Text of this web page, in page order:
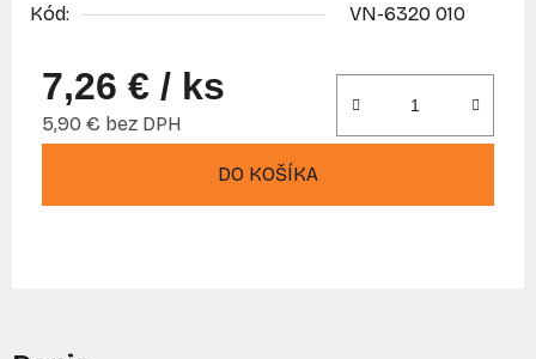
Kód:
VN-6320 010
7,26 € / ks
5,90 € bez DPH
DO KOŠÍKA